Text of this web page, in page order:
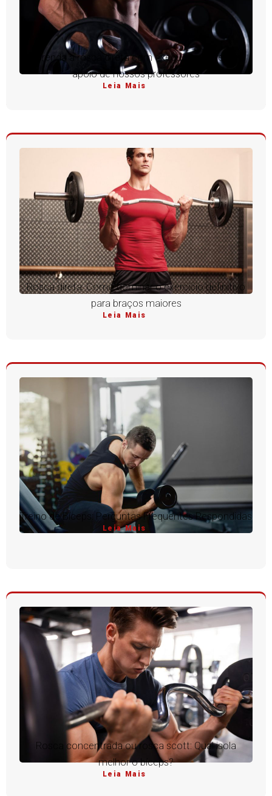
Aprenda a rosca direta com execução perfeita e
apoio de nossos professores
Leia Mais
Rosca direta: Como dominar o exercício definitivo
para braços maiores
Leia Mais
Treino de Bíceps: Perguntas Frequentes Respondidas
Leia Mais
Rosca concentrada ou rosca scott: Qual isola
melhor o bíceps?
Leia Mais